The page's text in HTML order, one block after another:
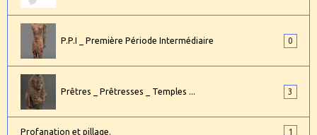
P.P.I _ Première Période Intermédiaire 0
Prêtres _ Prêtresses _ Temples ... 3
Profanation et pillage. 1